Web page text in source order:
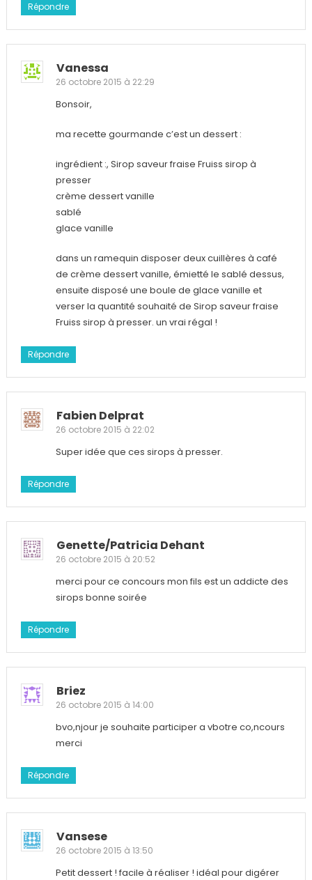
Répondre
Vanessa
26 octobre 2015 à 22:29
Bonsoir,
ma recette gourmande c’est un dessert :
ingrédient :, Sirop saveur fraise Fruiss sirop à
presser
crème dessert vanille
sablé
glace vanille
dans un ramequin disposer deux cuillères à café
de crème dessert vanille, émietté le sablé dessus,
ensuite disposé une boule de glace vanille et
verser la quantité souhaité de Sirop saveur fraise
Fruiss sirop à presser. un vrai régal !
Répondre
Fabien Delprat
26 octobre 2015 à 22:02
Super idée que ces sirops à presser.
Répondre
Genette/patricia Dehant
26 octobre 2015 à 20:52
merci pour ce concours mon fils est un addicte des
sirops bonne soirée
Répondre
Briez
26 octobre 2015 à 14:00
bvo,njour je souhaite participer a vbotre co,ncours
merci
Répondre
Vansese
26 octobre 2015 à 13:50
Petit dessert ! facile à réaliser ! idéal pour digérer